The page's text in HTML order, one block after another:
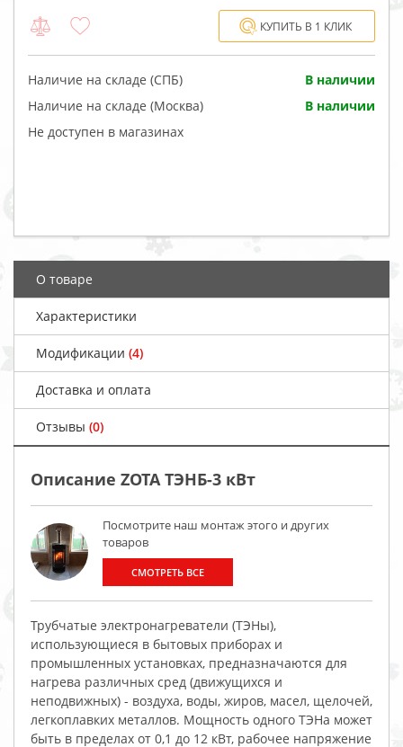
КУПИТЬ В 1 КЛИК
Наличие на складе (СПБ)
В наличии
Наличие на складе (Москва)
В наличии
Не доступен в магазинах
О товаре
Характеристики
Модификации (4)
Доставка и оплата
Отзывы (0)
Описание ZOTA ТЭНБ-3 кВт
Посмотрите наш монтаж этого и других
товаров
СМОТРЕТЬ ВСЕ
Трубчатые электронагреватели (ТЭНы),
использующиеся в бытовых приборах и
промышленных установках, предназначаются для
нагрева различных сред (движущихся и
неподвижных) - воздуха, воды, жиров, масел, щелочей,
легкоплавких металлов. Мощность одного ТЭНа может
быть в пределах от 0,1 до 12 кВт, рабочее напряжение